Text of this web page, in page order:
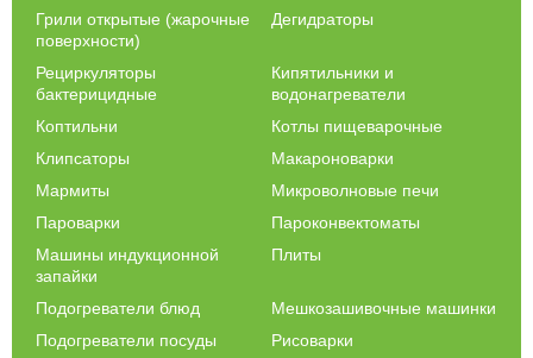
Грили открытые (жарочные
поверхности)
Дегидраторы
Рециркуляторы
бактерицидные
Кипятильники и
водонагреватели
Коптильни
Котлы пищеварочные
Клипсаторы
Макароноварки
Мармиты
Микроволновые печи
Пароварки
Пароконвектоматы
Машины индукционной
запайки
Плиты
Подогреватели блюд
Мешкозашивочные машинки
Подогреватели посуды
Рисоварки